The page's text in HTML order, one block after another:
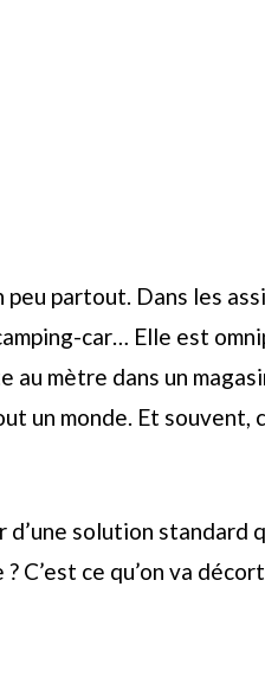
peu partout. Dans les
car… Elle est
au mètre dans un
un monde. Et
solution standard
? C’est ce qu’on va